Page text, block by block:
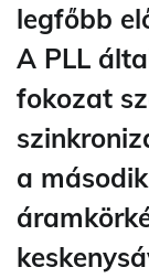
legfőbb
A PLL
fokozat
a